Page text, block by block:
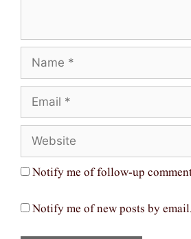
Notify me of follow-up
Notify me of new posts by email.